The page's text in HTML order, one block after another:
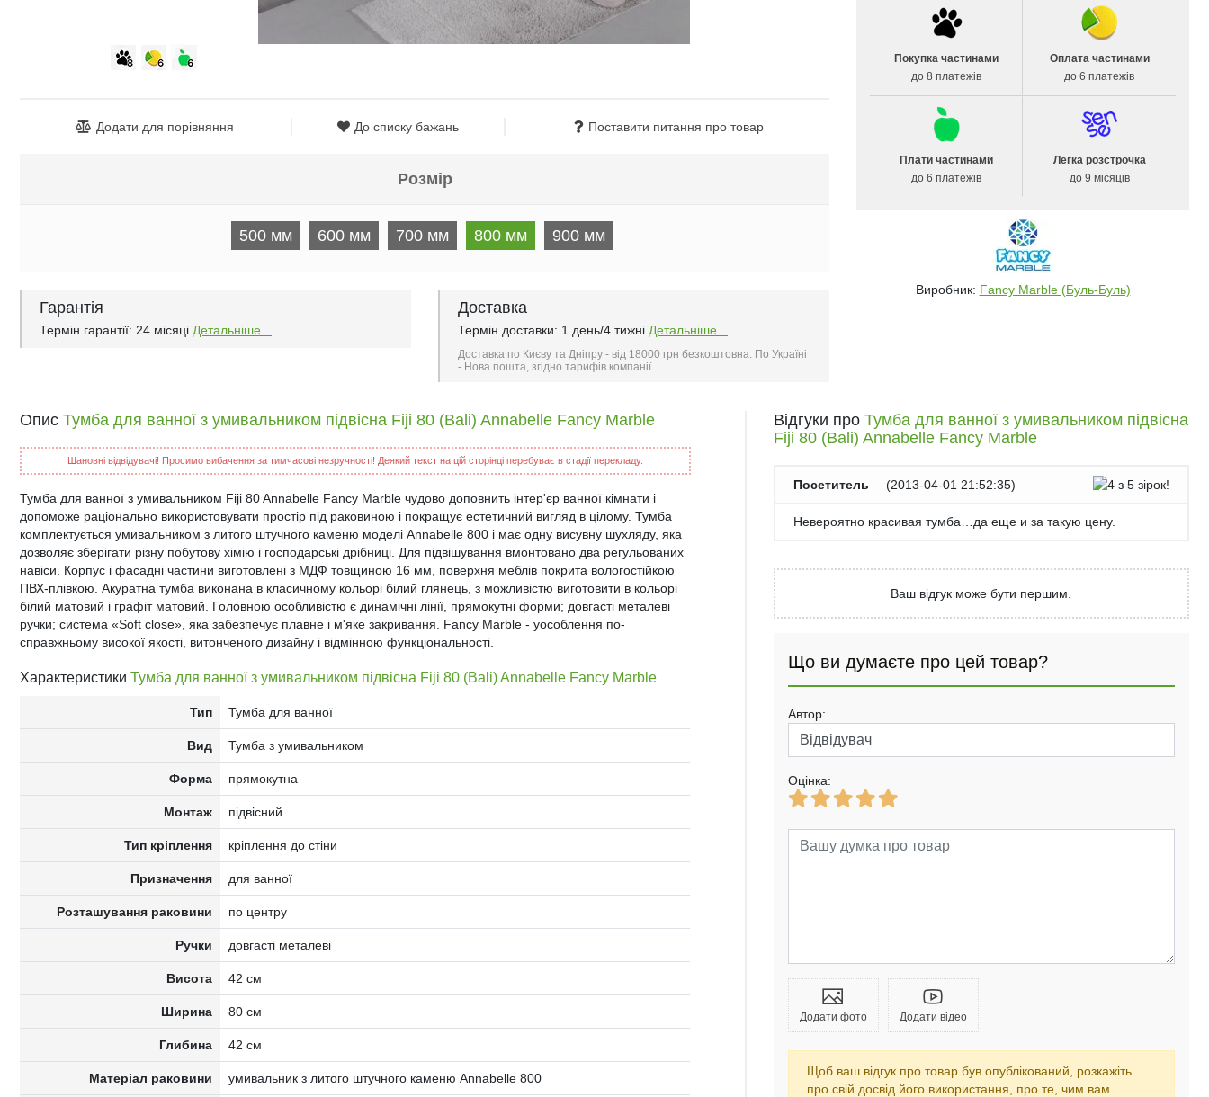
Додати для порівняння До списку бажань Поставити питання про товар
Розмір
500 мм 600 мм 700 мм 800 мм 900 мм
Гарантія
Термін гарантії: 24 місяці Детальніше...
Доставка
Термін доставки: 1 день/4 тижні Детальніше...
Доставка по Києву та Дніпру - від 18000 грн безкоштовна. По Україні
- Нова пошта, згідно тарифів компанії..
Покупка частинами
до 8 платежів
Оплата частинами
до 6 платежів
Плати частинами
до 6 платежів
Легка розстрочка
до 9 місяців
Виробник: Fancy Marble (Буль-Буль)
Опис Тумба для ванної з умивальником підвісна Fiji 80 (Bali) Annabelle Fancy Marble
Шановні відвідувачі! Просимо вибачення за тимчасові незручності! Деякий текст на цій сторінці перебуває в стадії перекладу.
Тумба для ванної з умивальником Fiji 80 Annabelle Fancy Marble чудово доповнить інтер'єр ванної кімнати і
допоможе раціонально використовувати простір під раковиною і покращує естетичний вигляд в цілому. Тумба
комплектується умивальником з литого штучного каменю моделі Annabelle 800 і має одну висувну шухляду, яка
дозволяє зберігати різну побутову хімію і господарські дрібниці. Для підвішування вмонтовано два регульованих
навіси. Корпус і фасадні частини виготовлені з МДФ товщиною 16 мм, поверхня меблів покрита вологостійкою
ПВХ-плівкою. Акуратна тумба виконана в класичному кольорі білий глянець, з можливістю виготовити в кольорі
білий матовий і графіт матовий. Головною особливістю є динамічні лінії, прямокутні форми; довгасті металеві
ручки; система «Soft close», яка забезпечує плавне і м'яке закривання. Fancy Marble - уособлення по-
справжньому високої якості, витонченого дизайну і відмінною функціональності.
Характеристики Тумба для ванної з умивальником підвісна Fiji 80 (Bali) Annabelle Fancy Marble
Тип Тумба для ванної
Вид Тумба з умивальником
Форма прямокутна
Монтаж підвісний
Тип кріплення кріплення до стіни
Призначення для ванної
Розташування раковини по центру
Ручки довгасті металеві
Висота 42 см
Ширина 80 см
Глибина 42 см
Матеріал раковини умивальник з литого штучного каменю Annabelle 800
Відгуки про Тумба для ванної з умивальником підвісна
Fiji 80 (Bali) Annabelle Fancy Marble
Посетитель (2013-04-01 21:52:35)
Невероятно красивая тумба…да еще и за такую цену.
Ваш відгук може бути першим.
Що ви думаєте про цей товар?
Автор:
Оцінка:
Додати фото Додати відео
Щоб ваш відгук про товар був опублікований, розкажіть
про свій досвід його використання, про те, чим вам